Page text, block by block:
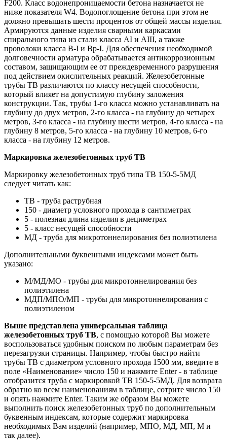
F200. Класс водонепроницаемости бетона назначается не
ниже показателя W4. Водопоглощение бетона при этом не
должно превышать шести процентов от общей массы изделия.
Армируются данные изделия сварными каркасами
спирального типа из стали класса АI и АIII, а также
проволоки класса В-I и Вр-I. Для обеспечения необходимой
долговечности арматура обрабатывается антикоррозионным
составом, защищающим ее от преждевременного разрушения
под действием окислительных реакций. Железобетонные
трубы ТВ различаются по классу несущей способности,
который влияет на допустимую глубину заложения
конструкции. Так, трубы 1-го класса можно устанавливать на
глубину до двух метров, 2-го класса - на глубину до четырех
метров, 3-го класса - на глубину шести метров, 4-го класса - на
глубину 8 метров, 5-го класса - на глубину 10 метров, 6-го
класса - на глубину 12 метров.
Маркировка железобетонных труб ТВ
Маркировку железобетонных труб типа ТВ 150-5-5МД
следует читать как:
ТВ - труба раструбная
150 - диаметр условного прохода в сантиметрах
5 - полезная длина изделия в дециметрах
5 - класс несущей способности
МД - труба для микротоннелирования без полиэтилена
Дополнительными буквенными индексами может быть
указано:
М/МД/МО - трубы для микротоннелирования без
полиэтилена
МДП/МПО/МП - трубы для микротоннелирования с
полиэтиленом
Выше представлена универсальная таблица
железобетонных труб ТВ, с помощью которой Вы можете
воспользоваться удобным поиском по любым параметрам без
перезагрузки страницы. Например, чтобы быстро найти
трубы ТВ с диаметром условного прохода 1500 мм, введите в
поле «Наименование» число 150 и нажмите Enter - в таблице
отобразится труба с маркировкой ТВ 150-5-5МД. Для возврата
обратно ко всем наименованиям в таблице, сотрите число 150
и опять нажмите Enter. Таким же образом Вы можете
выполнить поиск железобетонных труб по дополнительным
буквенным индексам, которые содержит маркировка
необходимых Вам изделий (например, МПО, МД, МП, М и
так далее).